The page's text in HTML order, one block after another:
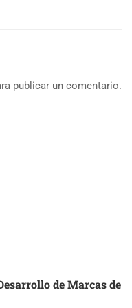
publicar un comentario.
de Marcas de